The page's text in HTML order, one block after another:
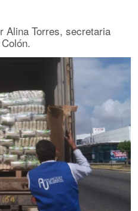
Alina Torres, secretaria